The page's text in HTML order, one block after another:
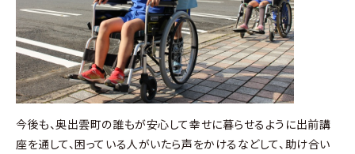
今後も、奥出雲町の誰もが安心して幸せに暮らせるように出前講
座を通して、困っている人がいたら声をかけるなどして、助け合い